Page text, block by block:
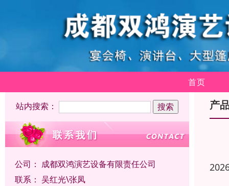
首页
站内搜索：
公司： 成都双鸿演艺设备有限责任公司
联系： 吴红光\张凤
产